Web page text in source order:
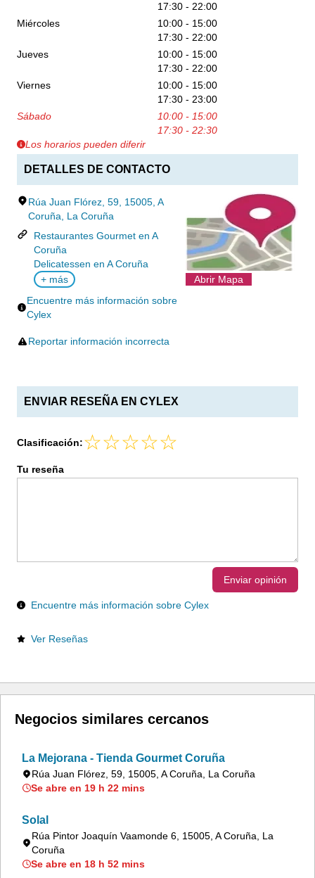
17:30 - 22:00
Miércoles
10:00 - 15:00
17:30 - 22:00
Jueves
10:00 - 15:00
17:30 - 22:00
Viernes
10:00 - 15:00
17:30 - 23:00
Sábado
10:00 - 15:00
17:30 - 22:30
Los horarios pueden diferir
DETALLES DE CONTACTO
Rúa Juan Flórez, 59, 15005, A
Coruña, La Coruña
Restaurantes Gourmet en A
Coruña
Delicatessen en A Coruña
+ más
Encuentre más información sobre
Cylex
Reportar información incorrecta
Abrir Mapa
ENVIAR RESEÑA EN CYLEX
Clasificación:
Tu reseña
Enviar opinión
Encuentre más información sobre Cylex
Ver Reseñas
Negocios similares cercanos
La Mejorana - Tienda Gourmet Coruña
Rúa Juan Flórez, 59, 15005, A Coruña, La Coruña
Se abre en 19 h 22 mins
Solal
Rúa Pintor Joaquín Vaamonde 6, 15005, A Coruña, La
Coruña
Se abre en 18 h 52 mins